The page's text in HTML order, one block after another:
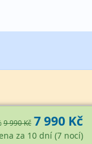
9 990 Kč 7 990 Kč
za 10 dní (7 nocí)